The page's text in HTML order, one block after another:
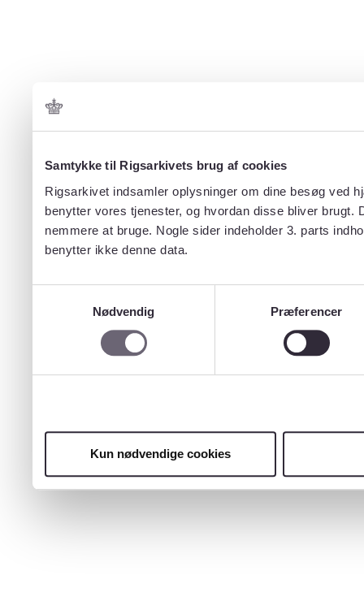
Samtykke til Rigsarkivets brug af cookies
Rigsarkivet indsamler oplysninger om dine besøg ved
benytter vores tjenester, og hvordan disse bliver
nemmere at bruge. Nogle sider indeholder 3. parts
benytter ikke denne data.
Nødvendig
Præferencer
Kun nødvendige cookies